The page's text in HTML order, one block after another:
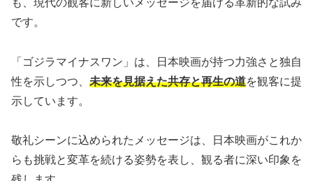
です。
「ゴジラマイナスワン」は、日本映画が持つ力強さと独自
性を示しつつ、 未来を見据えた共存と再生の道を観客に提
示しています。
敬礼シーンに込められたメッセージは、日本映画がこれか
らも挑戦と変革を続ける姿勢を表し、観る者に深い印象を